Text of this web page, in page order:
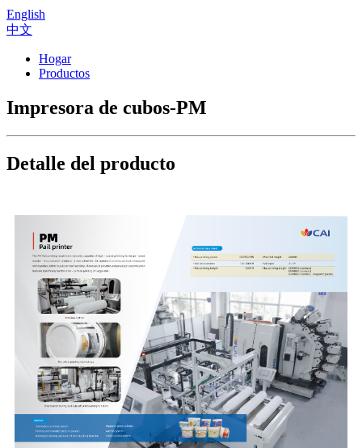
English
中文
Hogar
Productos
Impresora de cubos-PM
Detalle del producto